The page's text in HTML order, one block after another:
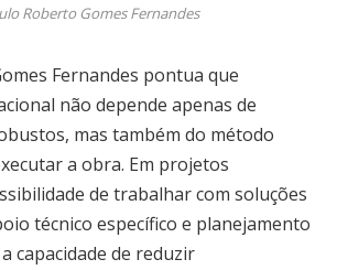
Roberto Gomes Fernandes
Fernandes pontua que
não depende apenas de
mas também do método
a obra. Em projetos
de trabalhar com soluções
técnico específico e planejamento
capacidade de reduzir